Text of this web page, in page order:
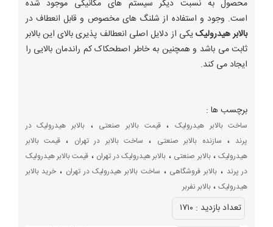
محصول به نسبت دیگر سیستم های مکانیکی موجود شده
است. وجود و استفاده از شلنگ های مخصوص و قابل انعطاف در
بالابر هیدرولیکیکی از دلایل اصلی انعطالف پذیری بالای این بالابر
ثابت می باشد و همچنین به خاطر اصطحکاک کم راندمان بالایی را
ایجاد می کند.
برچسب ها :
ساخت بالابر هیدرولیک،قیمت بالابر صنعتی ،بالابر هیدرولیک در
پرند ، سازنده بالابر صنعتی ، ساخت بالابر در تهران ، قیمت بالابر
هیدرولیک،بالابر صنعتی ، بالابر هیدرولیک در تهران ، قیمت بالابر هیدرولیک
در پرند ، بالابر فروشگاهی ، ساخت بالابر هیدرولیک در تهران ، خرید بالابر
هیدرولیک، بالابر نفربر
تعداد بازديد : ۱۷۱۰